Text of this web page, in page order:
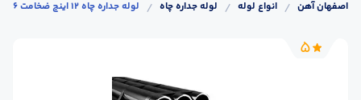
اصفهان آهن / انواع لوله / لوله جداره چاه / لوله جداره چاه 12 اینچ ضخامت 6 میل
5